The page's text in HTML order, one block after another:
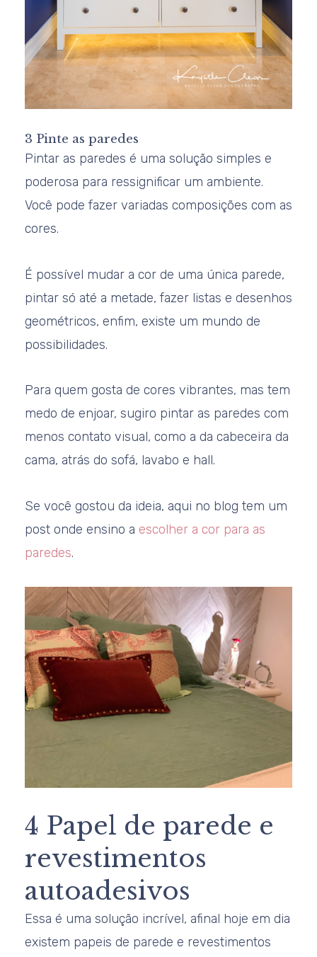
3 Pinte as paredes
Pintar as paredes é uma solução simples e
poderosa para ressignificar um ambiente.
Você pode fazer variadas composições com as
cores.
É possível mudar a cor de uma única parede,
pintar só até a metade, fazer listas e desenhos
geométricos, enfim, existe um mundo de
possibilidades.
Para quem gosta de cores vibrantes, mas tem
medo de enjoar, sugiro pintar as paredes com
menos contato visual, como a da cabeceira da
cama, atrás do sofá, lavabo e hall.
Se você gostou da ideia, aqui no blog tem um
post onde ensino a escolher a cor para as
paredes.
4 Papel de parede e
revestimentos
autoadesivos
Essa é uma solução incrível, afinal hoje em dia
existem papeis de parede e revestimentos